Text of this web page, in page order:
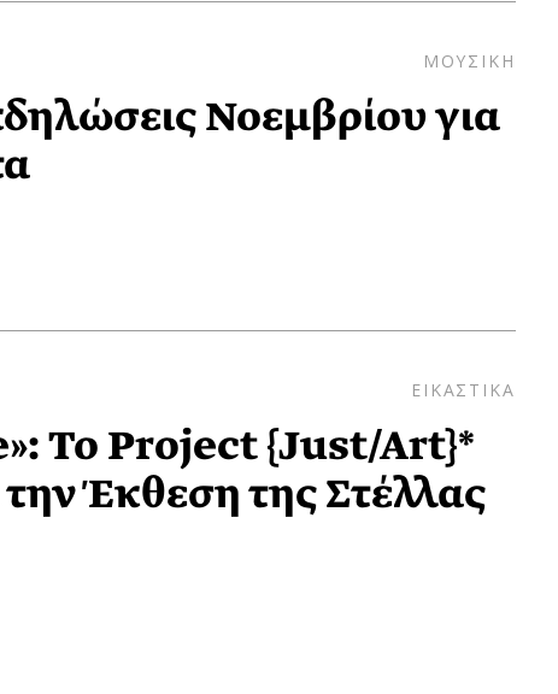
ΜΟΥΣΙΚΗ
Νοεμβρίου για
ΕΙΚΑΣΤΙΚΑ
Το Project {Just/Art}*
Έκθεση της Στέλλας